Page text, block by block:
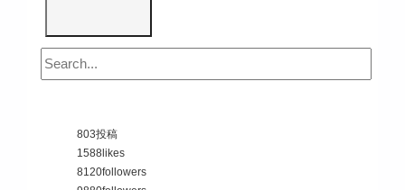
803投稿
1588 likes
8120followers